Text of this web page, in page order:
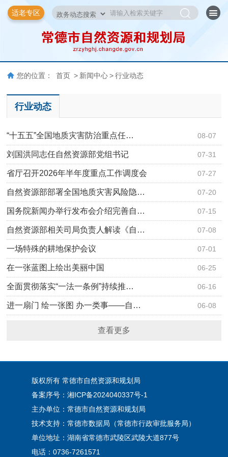
适老专区
您的位置： 首页 > 新闻中心 > 行业动态
行业动态
08-07
“十五五”全国地质灾害防治重点任…
07-31
刘国洪同志任自然资源部党组书记
07-27
省厅召开2026年半年度重点工作调度会
07-20
自然资源部部署全国地质灾害风险隐…
07-15
国务院新闻办举行发布会介绍完善自…
07-08
自然资源部相关司局负责人解读《自…
07-01
一场特殊的耕地保护会议
06-25
在一张蓝图上绘出美丽中国
06-16
全面贯彻落实“一法一条例”持续推…
06-08
进一扇门 绘一张图 办一类事——自…
查看更多
版权所有 常德市自然资源和规划局
备案序号：湘ICP备2024040337号-1
主办单位：常德市自然资源和规划局
技术支持：常德市数据局（常德市行政审批服务局）
单位地址：湖南省常德市武陵区武陵大道877号
电话：0736-7261571